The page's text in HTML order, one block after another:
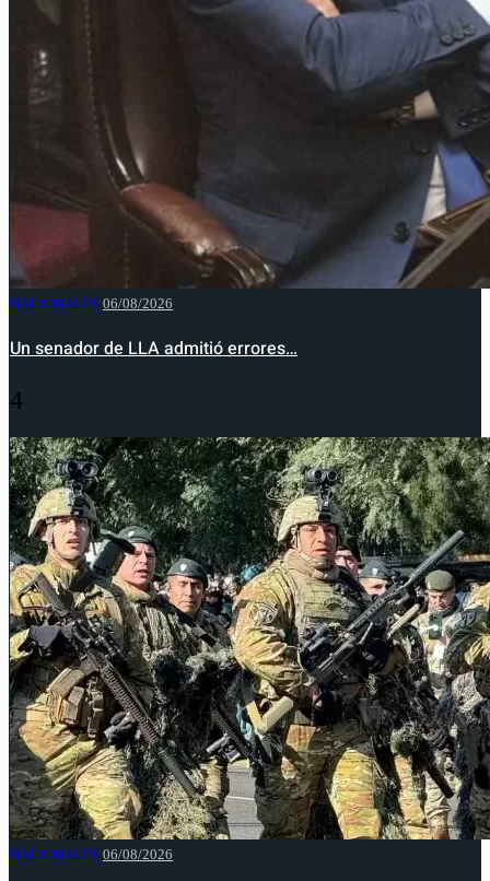
NACIONALES 06/08/2026
Un senador de LLA admitió errores…
4
NACIONALES 06/08/2026